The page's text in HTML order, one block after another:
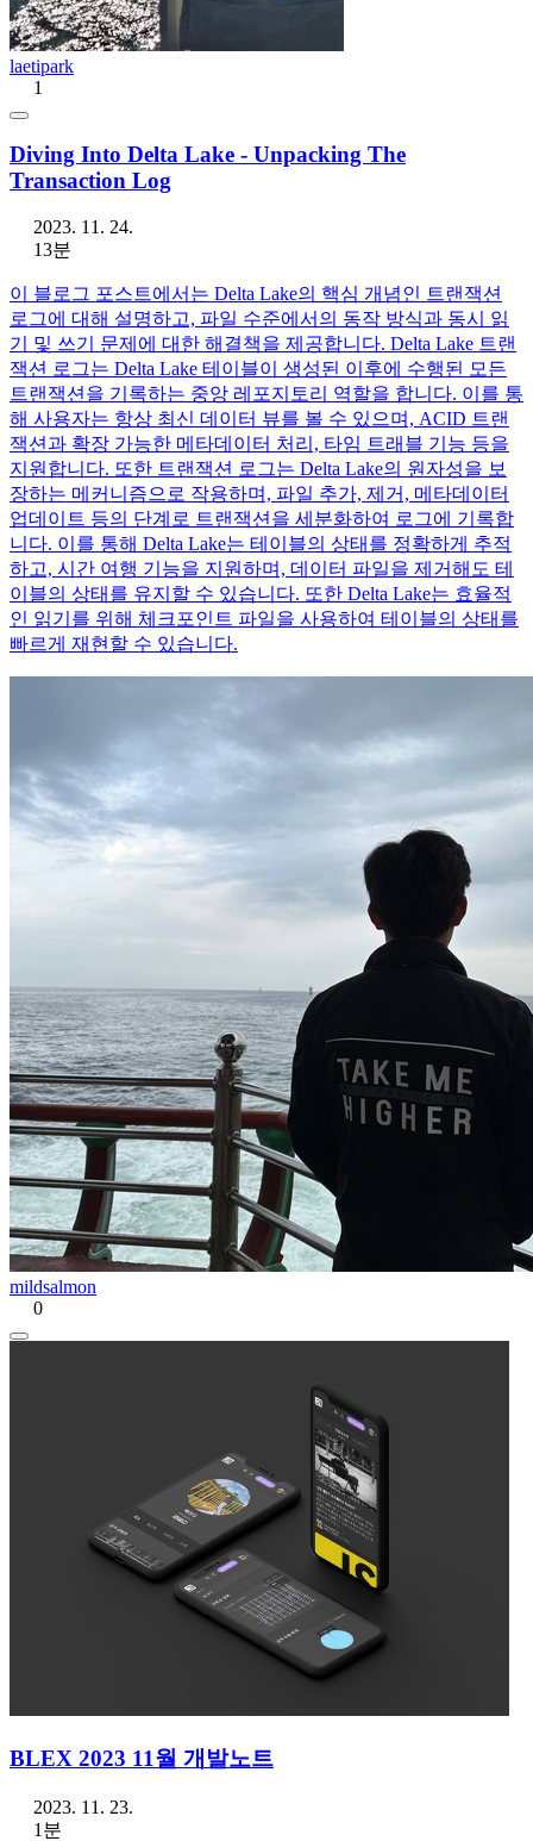
laetipark
1
Diving Into Delta Lake - Unpacking The
Transaction Log
2023. 11. 24.
13분
이 블로그 포스트에서는 Delta Lake의 핵심 개념인 트랜잭션
로그에 대해 설명하고, 파일 수준에서의 동작 방식과 동시 읽
기 및 쓰기 문제에 대한 해결책을 제공합니다. Delta Lake 트랜
잭션 로그는 Delta Lake 테이블이 생성된 이후에 수행된 모든
트랜잭션을 기록하는 중앙 레포지토리 역할을 합니다. 이를 통
해 사용자는 항상 최신 데이터 뷰를 볼 수 있으며, ACID 트랜
잭션과 확장 가능한 메타데이터 처리, 타임 트래블 기능 등을
지원합니다. 또한 트랜잭션 로그는 Delta Lake의 원자성을 보
장하는 메커니즘으로 작용하며, 파일 추가, 제거, 메타데이터
업데이트 등의 단계로 트랜잭션을 세분화하여 로그에 기록합
니다. 이를 통해 Delta Lake는 테이블의 상태를 정확하게 추적
하고, 시간 여행 기능을 지원하며, 데이터 파일을 제거해도 테
이블의 상태를 유지할 수 있습니다. 또한 Delta Lake는 효율적
인 읽기를 위해 체크포인트 파일을 사용하여 테이블의 상태를
빠르게 재현할 수 있습니다.
mildsalmon
0
BLEX 2023 11월 개발노트
2023. 11. 23.
1분